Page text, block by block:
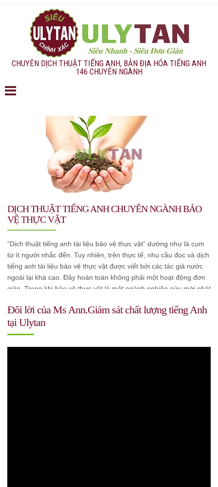
CHUYÊN DỊCH THUẬT TIẾNG ANH, BẢN ĐỊA HÓA TIẾNG ANH
146 CHUYÊN NGÀNH
DỊCH THUẬT TIẾNG ANH CHUYÊN NGÀNH BẢO
VỆ THỰC VẬT
“Dịch thuật tiếng anh tài liệu bảo vệ thực vật” dường như là cụm
từ ít người nhắc đến. Tuy nhiên, trên thực tế, nhu cầu đọc và dịch
tiếng anh tài liệu bảo vệ thực vật được viết bởi các tác giả nước
ngoài lại khá cao. Đây hoàn toàn không phải một hoạt động đơn
giản. Trong khi bảo vệ thực vật là một ngành nghiên cứu mới phát
mẻ đối với độc giả trong nước.
Đôi lời của Ms Ann.Giám sát chất lượng tiếng Anh
tại Ulytan